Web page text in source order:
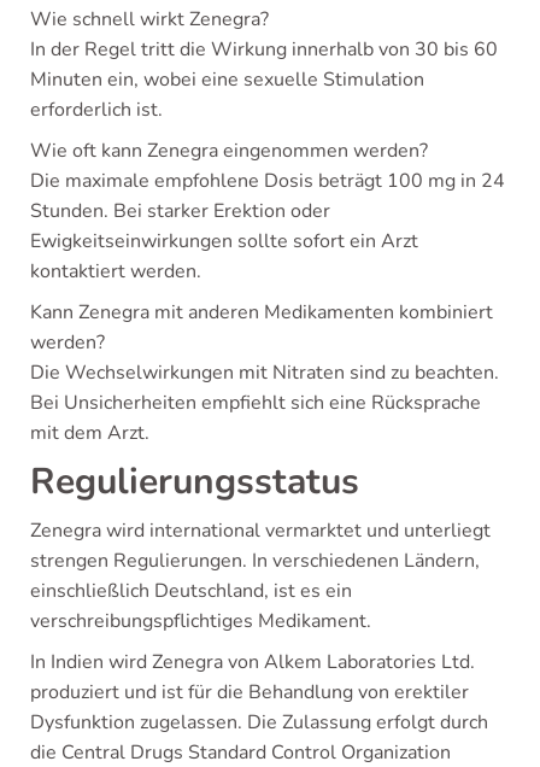
Wie schnell wirkt Zenegra?
In der Regel tritt die Wirkung innerhalb von 30 bis 60
Minuten ein, wobei eine sexuelle Stimulation
erforderlich ist.
Wie oft kann Zenegra eingenommen werden?
Die maximale empfohlene Dosis beträgt 100 mg in 24
Stunden. Bei starker Erektion oder
Ewigkeitseinwirkungen sollte sofort ein Arzt
kontaktiert werden.
Kann Zenegra mit anderen Medikamenten kombiniert
werden?
Die Wechselwirkungen mit Nitraten sind zu beachten.
Bei Unsicherheiten empfiehlt sich eine Rücksprache
mit dem Arzt.
Regulierungsstatus
Zenegra wird international vermarktet und unterliegt
strengen Regulierungen. In verschiedenen Ländern,
einschließlich Deutschland, ist es ein
verschreibungspflichtiges Medikament.
In Indien wird Zenegra von Alkem Laboratories Ltd.
produziert und ist für die Behandlung von erektiler
Dysfunktion zugelassen. Die Zulassung erfolgt durch
die Central Drugs Standard Control Organization